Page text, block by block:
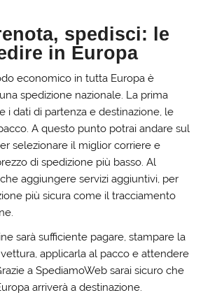
spedisci: le
in Europa
economico in tutta Europa è
spedizione nazionale. La prima
i dati di partenza e destinazione, le
A questo punto potrai andare sul
selezionare il miglior corriere e
di spedizione più basso. Al
aggiungere servizi aggiuntivi, per
più sicura come il tracciamento
sarà sufficiente pagare, stampare la
applicarla al pacco e attendere
a SpediamoWeb sarai sicuro che
arriverà a destinazione.